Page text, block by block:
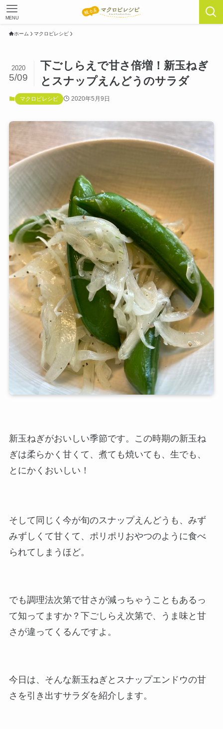
MENU
ホーム マクロビレシピ
下ごしらえで甘さ倍増！新玉ねぎ
とスナップえんどうのサラダ
2020
5/09
マクロビレシピ 2020年5月9日
新玉ねぎがおいしい季節です。この時期の新玉ね
ぎは柔らかく甘くて、煮ても焼いても、生でも、
とにかくおいしい！
そして同じく今が旬のスナップえんどうも、みず
みずしくて甘くて、ポリポリおやつのように食べ
られてしまうほど。
でも調理法次第で甘さが減っちゃうこともあるっ
て知ってますか？下ごしらえ次第で、うま味と甘
さが違ってくるんですよ。
今日は、そんな新玉ねぎとスナップエンドウの甘
さを引き出すサラダを紹介します。